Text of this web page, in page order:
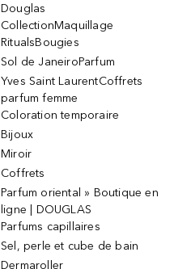
Douglas
CollectionMaquillage
RitualsBougies
Sol de JaneiroParfum
Yves Saint LaurentCoffrets
parfum femme
Coloration temporaire
Bijoux
Miroir
Coffrets
Parfum oriental » Boutique en
ligne | DOUGLAS
Parfums capillaires
Sel, perle et cube de bain
Dermaroller